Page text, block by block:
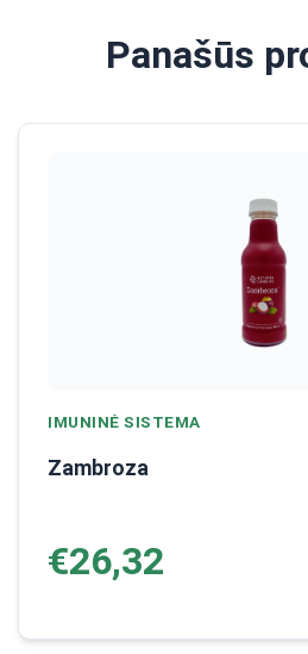
Panašūs
IMUNINĖ SISTEMA
Zambroza
€26,32